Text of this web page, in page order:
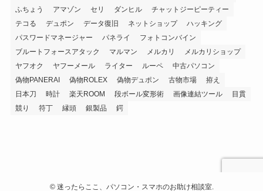
ふちょう
アマゾン セリ ダンヒル
チャットジーピーティー
テコる
デュポン データ復旧 ネットショップ
ハッキング
パスワードマネージャー
パネライ
フォトコンバイン
ブルートフォースアタック
マルマン メルカリ
メルカリショップ
ヤフオク
ヤフーメール ライター ルーペ
中古パソコン
偽物PANERAI
偽物ROLEX 偽物デュポン 古物市場
拵え
日本刀
時計 楽天ROOM 段ボール変形術 画像連結ツール
目貫
競り
符丁 縁頭 銀製品 鍔
©迷ったらここ、パソコン・スマホのお助け相談室.